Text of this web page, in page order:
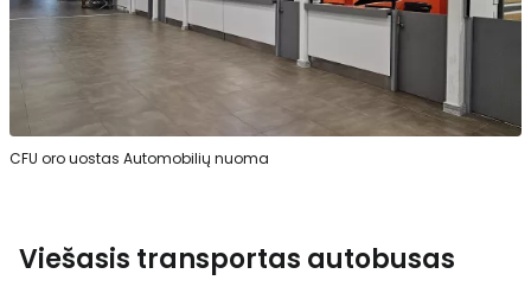
CFU oro uostas Automobilių nuoma
Viešasis transportas autobusas